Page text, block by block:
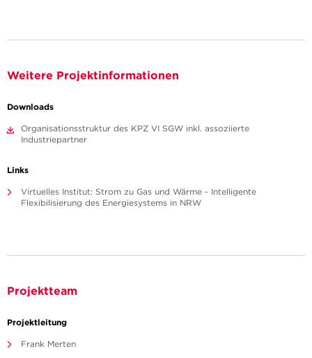
Weitere Projektinformationen
Downloads
Organisationsstruktur des KPZ VI SGW inkl. assoziierte
Industriepartner
Links
Virtuelles Institut: Strom zu Gas und Wärme - Intelligente
Flexibilisierung des Energiesystems in NRW
Projektteam
Projektleitung
Frank Merten